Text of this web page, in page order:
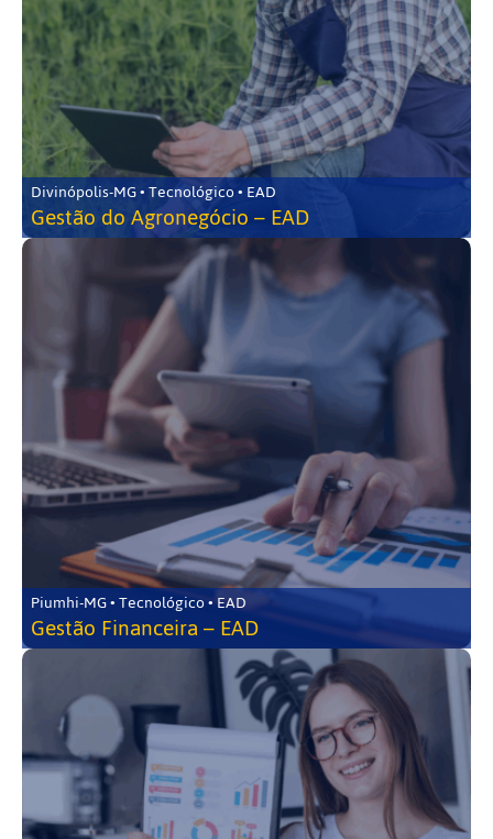
Divinópolis-MG • Tecnológico • EAD
Gestão do Agronegócio – EAD
Piumhi-MG • Tecnológico • EAD
Gestão Financeira – EAD